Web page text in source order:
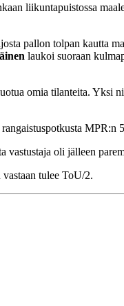
liikuntapuistossa
pallon tolpan kautta
laukoi suoraan
omia tilanteita. Yksi
MPR:n
vastustaja oli jälleen
tulee ToU/2.